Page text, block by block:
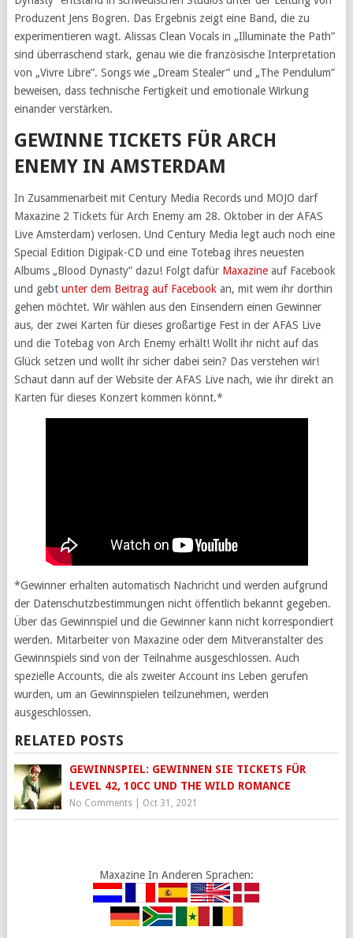
Produzent Jens Bogren. Das Ergebnis zeigt eine Band, die zu
experimentieren wagt. Alissas Clean Vocals in „Illuminate the Path”
sind überraschend stark, genau wie die französische Interpretation
von „Vivre Libre”. Songs wie „Dream Stealer” und „The Pendulum”
beweisen, dass technische Fertigkeit und emotionale Wirkung
einander verstärken.
GEWINNE TICKETS FÜR ARCH
ENEMY IN AMSTERDAM
In Zusammenarbeit mit Century Media Records und MOJO darf
Maxazine 2 Tickets für Arch Enemy am 28. Oktober in der AFAS
Live Amsterdam) verlosen. Und Century Media legt auch noch eine
Special Edition Digipak-CD und eine Totebag ihres neuesten
Albums „Blood Dynasty” dazu! Folgt dafür Maxazineauf Facebook
und gebt unter dem Beitrag auf Facebook an, mit wem ihr dorthin
gehen möchtet. Wir wählen aus den Einsendern einen Gewinner
aus, der zwei Karten für dieses großartige Fest in der AFAS Live
und die Totebag von Arch Enemy erhält! Wollt ihr nicht auf das
Glück setzen und wollt ihr sicher dabei sein? Das verstehen wir!
Schaut dann auf der Website der AFAS Live nach, wie ihr direkt an
Karten für dieses Konzert kommen könnt.*
*Gewinner erhalten automatisch Nachricht und werden aufgrund
der Datenschutzbestimmungen nicht öffentlich bekannt gegeben.
Über das Gewinnspiel und die Gewinner kann nicht korrespondiert
werden. Mitarbeiter von Maxazine oder dem Mitveranstalter des
Gewinnspiels sind von der Teilnahme ausgeschlossen. Auch
spezielle Accounts, die als zweiter Account ins Leben gerufen
wurden, um an Gewinnspielen teilzunehmen, werden
ausgeschlossen.
RELATED POSTS
GEWINNSPIEL: GEWINNEN SIE TICKETS FÜR
LEVEL 42, 10CC UND THE WILD ROMANCE
No Comments| Oct 31, 2021
Maxazine In Anderen Sprachen: